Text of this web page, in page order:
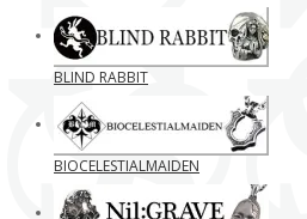
BLIND RABBIT
BIOCELESTIALMAIDEN